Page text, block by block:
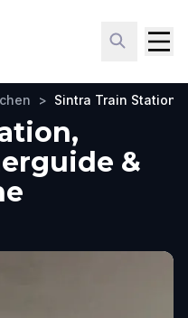
> Sintra Train Station
&